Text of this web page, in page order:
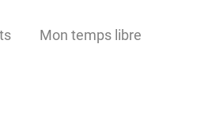
Mon temps libre